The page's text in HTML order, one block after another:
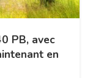
PB, avec
en